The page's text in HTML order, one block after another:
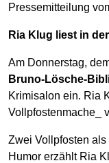
Pressemitteilung
Ria Klug liest in
Am Donnerstag,
Bruno-Lösche-
Krimisalon ein. Ria
Vollpfostenmache_
Zwei Vollpfosten
Humor erzählt Ria